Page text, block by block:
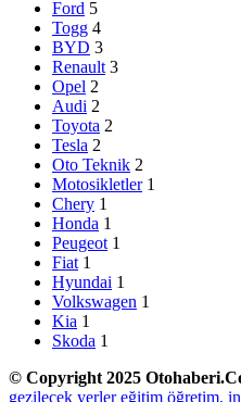
Ford 5
Togg 4
BYD 3
Renault 3
Opel 2
Audi 2
Toyota 2
Tesla 2
Oto Teknik 2
Motosikletler 1
Chery 1
Honda 1
Peugeot 1
Fiat 1
Hyundai 1
Volkswagen 1
Kia 1
Skoda 1
© Copyright 2025
gezilecek yerler eğitim öğretim,